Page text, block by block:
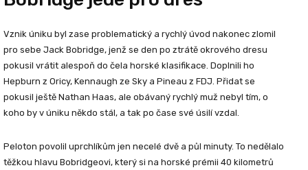
Vznik úniku byl zase problematický a rychlý úvod nakonec zlomil
pro sebe Jack Bobridge, jenž se den po ztrátě okrového dresu
pokusil vrátit alespoň do čela horské klasifikace. Doplnili ho
Hepburn z Oricy, Kennaugh ze Sky a Pineau z FDJ. Přidat se
pokusil ještě Nathan Haas, ale obávaný rychlý muž nebyl tím, o
koho by v úniku někdo stál, a tak po čase své úsilí vzdal.
Peloton povolil uprchlíkům jen necelé dvě a půl minuty. To nedělalo
těžkou hlavu Bobridgeovi, který si na horské prémii 40 kilometrů